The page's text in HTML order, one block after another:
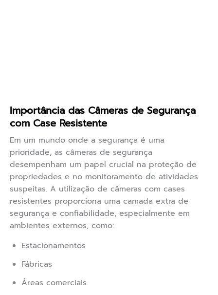
Importância das Câmeras de Segurança
com Case Resistente
Em um mundo onde a segurança é uma
prioridade, as câmeras de segurança
desempenham um papel crucial na proteção de
propriedades e no monitoramento de atividades
suspeitas. A utilização de câmeras com cases
resistentes proporciona uma camada extra de
segurança e confiabilidade, especialmente em
ambientes externos, como:
Estacionamentos
Fábricas
Áreas comerciais